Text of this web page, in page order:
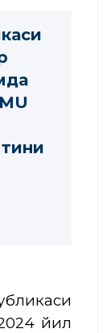
йил